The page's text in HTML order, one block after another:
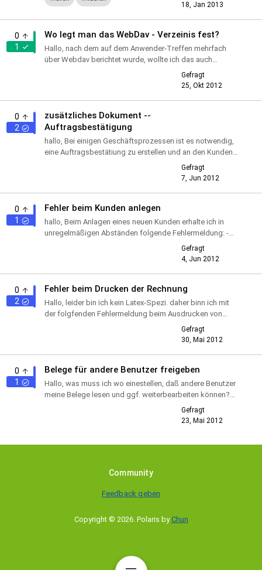
18, Jan 2013
0
1
Wo legt man das WebDav - Verzeinis fest?
Hallo, nach dem auf dem Anwender-Treffen mehrfach
über Webdav berichtet wurde, wollte ich das auch
einrichten. In der config/lx_office.conf habe ich webdav =
Gefragt
25, Okt 2012
0
2
zusätzliches Dokument --
Auftragsbestätigung
hallo, Bei einigen Geschäftsprozessen ist es notwendig,
eine Auftragsbestätiung zu erstellen und an den Kunden
zu versenden (z.B. bei telefonischen Aufträgen oder bei ...
Gefragt
7, Jun 2012
0
1
Fehler beim Kunden anlegen
hallo, Beim Anlagen eines neuen Kunden erhalte ich in
unregelmäßigen Abständen folgende Fehlermeldung: -
INSERT INTO customer (id, name) VALUES (?, '') (30446)
Gefragt
4, Jun 2012
0
2
Fehler beim Drucken der Rechnung
Hallo, leider bin ich kein Latex-Spezi. daher binn ich mit
der folgfenden Fehlermeldung beim Ausdrucken von
Rechnungen als .pdf etwas (völlig) hilflos: Wo ligt hierGefragt
30, Mai 2012
0
1
Belege für andere Benutzer freigeben
Hallo, was muss ich wo einestellen, daß andere Benutzer
meine Belege lesen und ggf. weiterbearbeiten können?
z.Z. kann jeder Benutzer nur die von ihm selbst erstellten
Gefragt
23, Mai 2012
Community
Feedback geben
Copyright © 2026. Polaris by Chun